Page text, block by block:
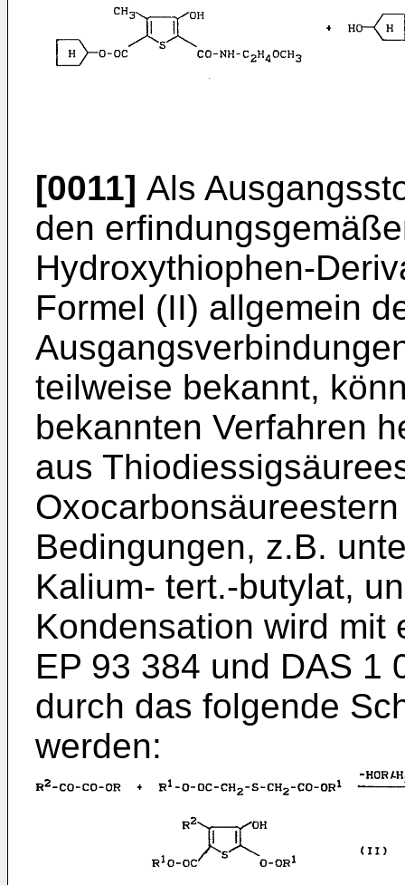
[0011] Als
den
Hydroxythiophen-
Formel (II) allgemein
teilweise bekannt,
bekannten Verfahren
aus
Bedingungen, z.B.
Kalium- tert.-butylat,
Kondensation wird mit
EP 93 384 und DAS 1
durch das folgende
werden: